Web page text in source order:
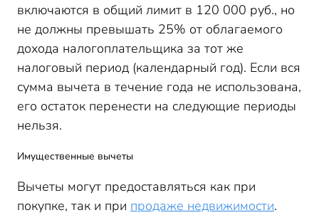
включаются в общий лимит в 120 000 руб., но
не должны превышать 25% от облагаемого
дохода налогоплательщика за тот же
налоговый период (календарный год). Если вся
сумма вычета в течение года не использована,
его остаток перенести на следующие периоды
нельзя.
Имущественные вычеты
Вычеты могут предоставляться как при
покупке, так и при продаже недвижимости.